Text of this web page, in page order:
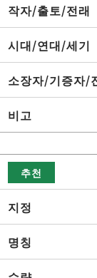
작자/출토/전래
시대/연대/세기
소장자/기증자/
비고
추천
지정
명칭